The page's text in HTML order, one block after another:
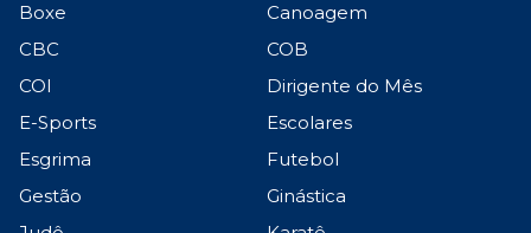
Boxe
Canoagem
CBC
COB
COI
Dirigente do Mês
E-Sports
Escolares
Esgrima
Futebol
Gestão
Ginástica